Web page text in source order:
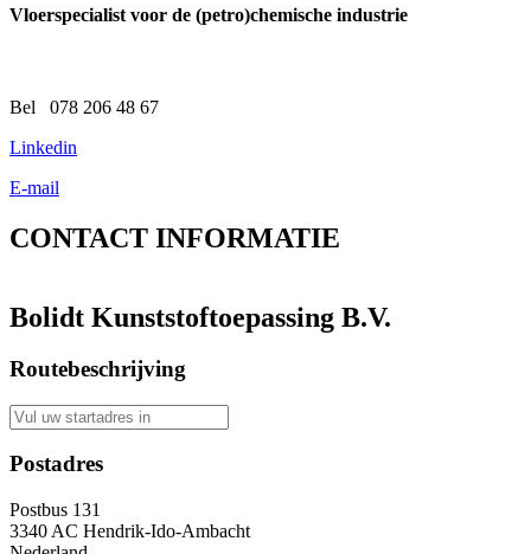
Vloerspecialist voor de (petro)chemische industrie
Bel 078 206 48 67
Linkedin
E-mail
CONTACT INFORMATIE
Bolidt Kunststoftoepassing B.V.
Routebeschrijving
Postadres
Postbus 131
3340 AC Hendrik-Ido-Ambacht